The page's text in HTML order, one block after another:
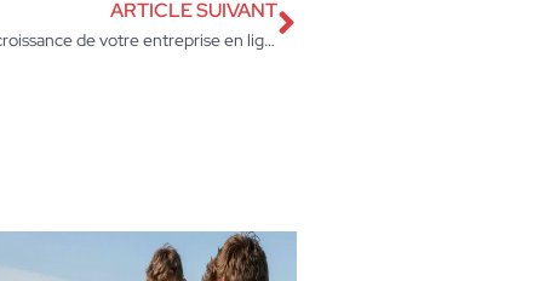
ARTICLE SUIVANT
L’Audit SEO : une stratégie incontournable pour la croissance de votre entreprise en ligne